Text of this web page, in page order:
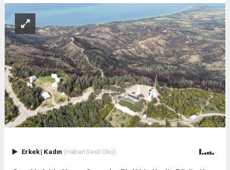
Erkek| Kadın (Haberi Sesli Oku)